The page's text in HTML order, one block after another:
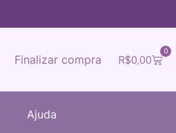
R$0,00
0
Finalizar compra
Ajuda